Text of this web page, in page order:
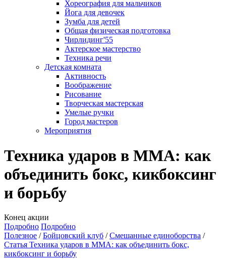
Хореография для мальчиков
Йога для девочек
Зумба для детей
Общая физическая подготовка
Чирлидинг'55
Актерское мастерство
Техника речи
Детская комната
Активность
Воображение
Рисование
Творческая мастерская
Умелые ручки
Город мастеров
Мероприятия
Техника ударов в ММА: как
объединить бокс, кикбоксинг
и борьбу
Конец акции
Подробно Подробно
Полезное
Бойцовский клуб
Смешанные единоборства
Статья Техника ударов в ММА: как объединить бокс,
кикбоксинг и борьбу